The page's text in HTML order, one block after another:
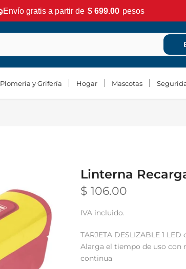
Envío gratis a partir de $ 699.00 pesos
Plomería y Grifería Hogar Mascotas
Linterna
$ 106.00
IVA incluido.
TARJETA DESLIZABLE 1
Alarga el tiempo de uso con
continua